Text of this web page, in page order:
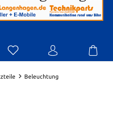
Beleuchtung